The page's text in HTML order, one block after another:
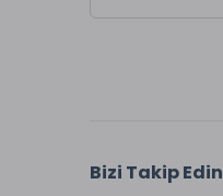
Bizi Takip Edin